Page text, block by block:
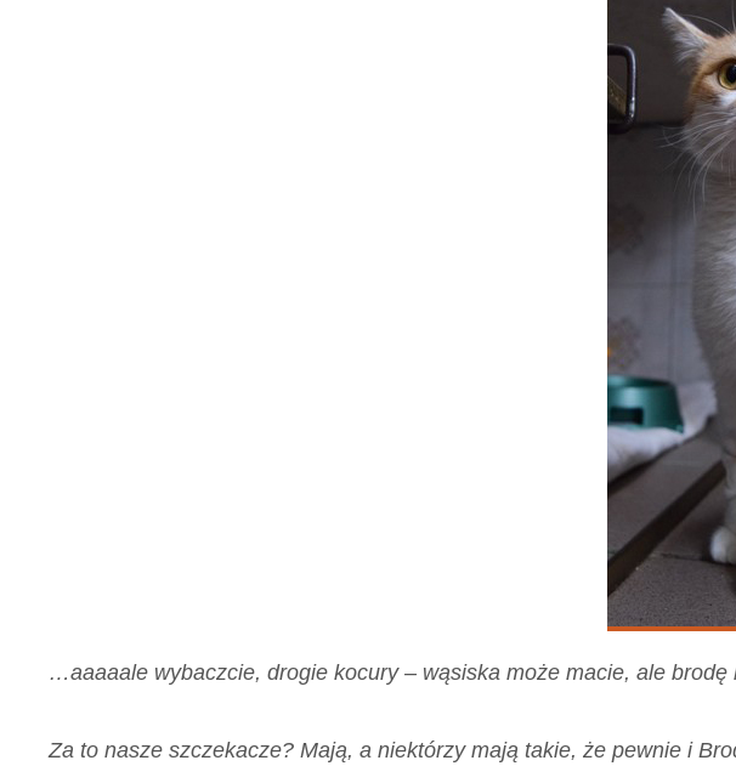
…aaaaale wybaczcie, drogie kocury – wąsiska może macie, ale
Za to nasze szczekacze? Mają, a niektórzy mają takie, że pewnie i